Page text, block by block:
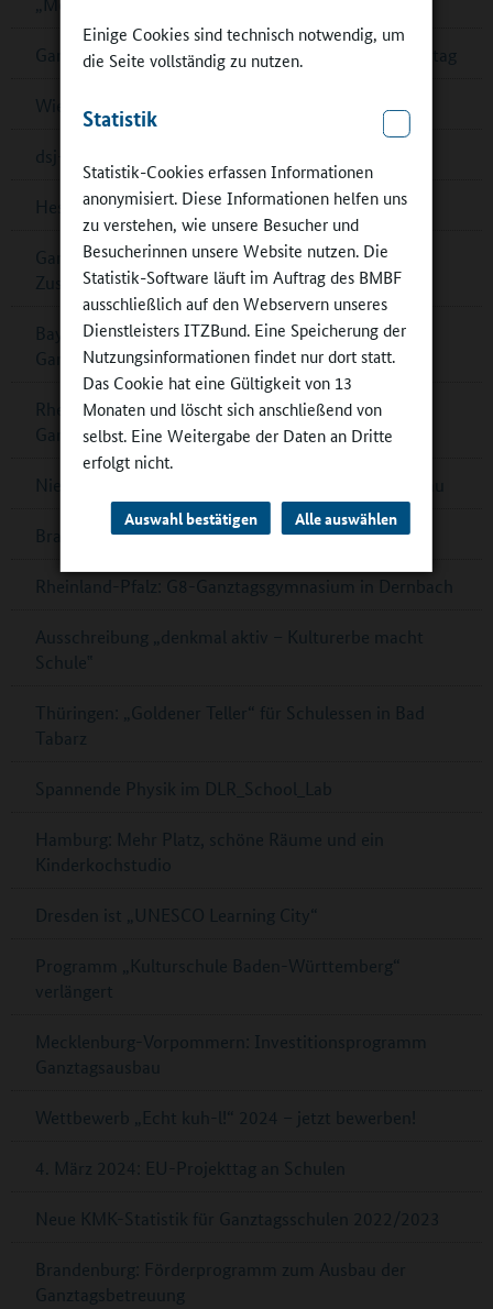
Einige Cookies sind technisch notwendig, um
die Seite vollständig zu nutzen.
Statistik
Statistik-Cookies erfassen Informationen
anonymisiert. Diese Informationen helfen uns
zu verstehen, wie unsere Besucher und
Besucherinnen unsere Website nutzen. Die
Statistik-Software läuft im Auftrag des BMBF
ausschließlich auf den Webservern unseres
Dienstleisters ITZBund. Eine Speicherung der
Nutzungsinformationen findet nur dort statt.
Das Cookie hat eine Gültigkeit von 13
Monaten und löscht sich anschließend von
selbst. Eine Weitergabe der Daten an Dritte
erfolgt nicht.
Auswahl bestätigen Alle auswählen
Ganztagsschulverband: Demokratiebildung im Ganztag
Wiener „Wasserschulen“
dsj-Bewegungskampagne MOVE wird fortgesetzt
Hessen: Musikalische Bildung in Ober-Ramstadt
Ganztagskongress zu multiprofessioneller
Zusammenarbeit in Berlin
Bayern: Pädagogische Fachkräfte für
Ganztagsbetreuung
Rheinland-Pfalz: Musikalisches Zusammenspiel im
Ganztag
Niedersachsen: Förderrichtlinie zum Ganztagsausbau
Brandenburg: Multifunktionsgebäude für Zeuthen
Rheinland-Pfalz: G8-Ganztagsgymnasium in Dernbach
Ausschreibung „denkmal aktiv – Kulturerbe macht
Schule‟
Thüringen: „Goldener Teller“ für Schulessen in Bad
Tabarz
Spannende Physik im DLR_School_Lab
Hamburg: Mehr Platz, schöne Räume und ein
Kinderkochstudio
Dresden ist „UNESCO Learning City“
Programm „Kulturschule Baden-Württemberg“
verlängert
Mecklenburg-Vorpommern: Investitionsprogramm
Ganztagsausbau
Wettbewerb „Echt kuh-l!“ 2024 – jetzt bewerben!
4. März 2024: EU-Projekttag an Schulen
Neue KMK-Statistik für Ganztagsschulen 2022/2023
Brandenburg: Förderprogramm zum Ausbau der
Ganztagsbetreuung